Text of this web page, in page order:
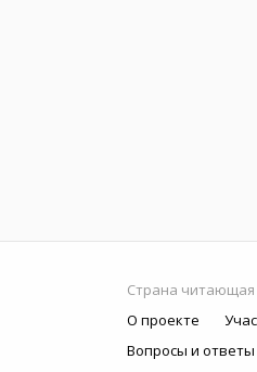
Страна читающая
О проекте
Вопросы и ответы